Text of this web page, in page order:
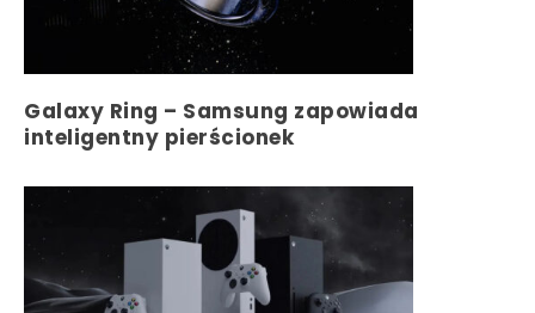
Galaxy Ring – Samsung zapowiada
inteligentny pierścionek